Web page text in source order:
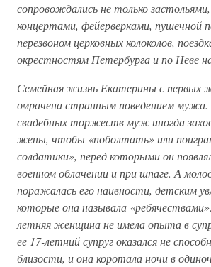
сопровождались не только
концертами, фейерверками, пушечной
перезвоном церковных колоколов,
окрестностям Петербурга и по Неве
Семейная жизнь Екатерины с первых
омрачена странным поведением мужа.
свадебных торжеств муж иногда
жены, чтобы «поболтать» или
солдатики», перед которыми он
военном облачении и при шпаге. А
поражалась его наивности, детским
которые она называла
летняя женщина не имела опыта в
ее 17-летний супруг оказался не
близости, и она коротала ночи в